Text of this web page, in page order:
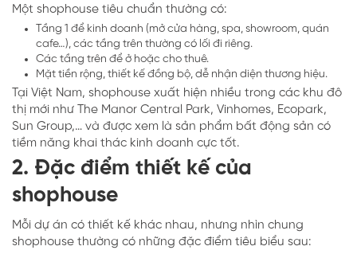
Một shophouse tiêu chuẩn thường có:
Tầng 1 để kinh doanh (mở cửa hàng, spa, showroom, quán
cafe…), các tầng trên thường có lối đi riêng.
Các tầng trên để ở hoặc cho thuê.
Mặt tiền rộng, thiết kế đồng bộ, dễ nhận diện thương hiệu.
Tại Việt Nam, shophouse xuất hiện nhiều trong các khu đô
thị mới như The Manor Central Park, Vinhomes, Ecopark,
Sun Group,… và được xem là sản phẩm bất động sản có
tiềm năng khai thác kinh doanh cực tốt.
2. Đặc điểm thiết kế của
shophouse
Mỗi dự án có thiết kế khác nhau, nhưng nhìn chung
shophouse thường có những đặc điểm tiêu biểu sau: